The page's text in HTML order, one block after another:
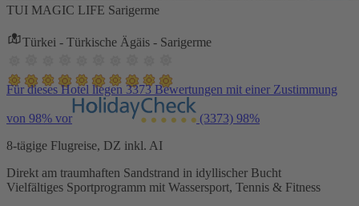
TUI MAGIC LIFE Sarigerme
Türkei - Türkische Ägäis - Sarigerme
Für dieses Hotel liegen 3373 Bewertungen mit einer Zustimmung
von 98% vor (3373) 98%
8-tägige Flugreise, DZ inkl. AI
Direkt am traumhaften Sandstrand in idyllischer Bucht
Vielfältiges Sportprogramm mit Wassersport, Tennis & Fitness